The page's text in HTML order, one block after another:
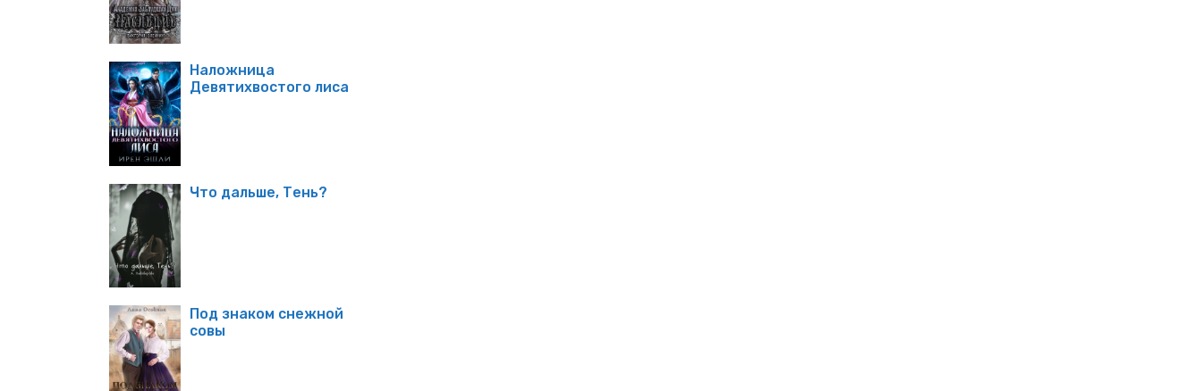
Наложница
Девятихвостого лиса
Что дальше, Тень?
Под знаком снежной
совы